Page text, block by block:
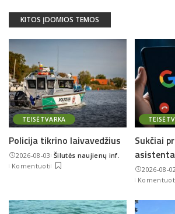
KITOS ĮDOMIOS TEMOS
TEISĖTVARKA
Policija tikrino laivavedžius
2026-08-03Posted
by
Šilutės naujienų inf.
Komentuoti
Sukčiai
2026-08-